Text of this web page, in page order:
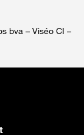
bva – Viséo CI –